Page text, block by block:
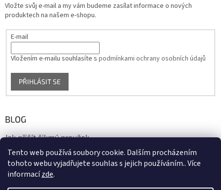
Tento web používá soubory cookie. Dalším procházením
tohoto webu vyjadřujete souhlas s jejich používáním.. Více
informacízde.
Vložte svůj e-mail a my vám budeme zasílat informace o nových
produktech na našem e-shopu.
E-mail
Vložením e-mailu souhlasíte s podmínkami ochrany osobních údajů
PŘIHLÁSIT SE
BLOG
Jak přišít šikmý proužek
17.10.2020